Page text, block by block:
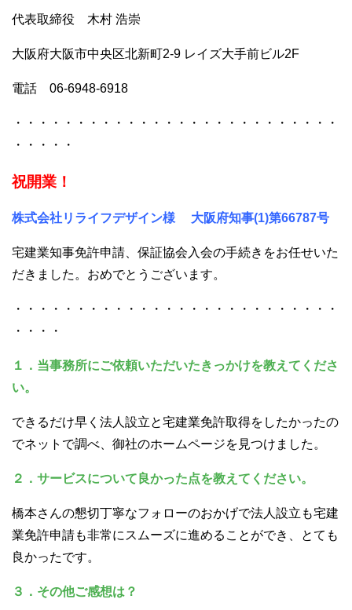
代表取締役 木村 浩崇
大阪府大阪市中央区北新町2-9 レイズ大手前ビル2F
電話 06-6948-6918
・・・・・・・・・・・・・・・・・・・・・・・・・・
・・・・・
祝開業！
株式会社リライフデザイン様 大阪府知事(1)第66787号
宅建業知事免許申請、保証協会入会の手続きをお任せいた
だきました。おめでとうございます。
・・・・・・・・・・・・・・・・・・・・・・・・・・
・・・・
１．当事務所にご依頼いただいたきっかけを教えてくださ
い。
できるだけ早く法人設立と宅建業免許取得をしたかったの
でネットで調べ、御社のホームページを見つけました。
２．サービスについて良かった点を教えてください。
橋本さんの懇切丁寧なフォローのおかげで法人設立も宅建
業免許申請も非常にスムーズに進めることができ、とても
良かったです。
３．その他ご感想は？